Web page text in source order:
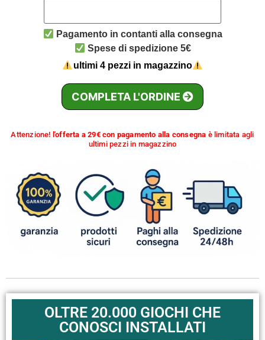
Pagamento in contanti alla consegna
Spese di spedizione 5€
ultimi 4 pezzi in magazzino
COMPLETA L'ORDINE
Attenzione! l'offerta a 29€ con pagamento alla consegna è limitata agli
ultimi pezzi in magazzino
OLTRE 20.000 GIOCHI CHE
CONOSCI INSTALLATI